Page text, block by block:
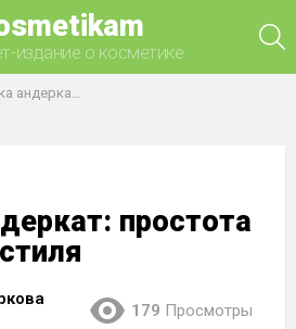
издание о косметике
в создании стиля
простота
179 Просмотры